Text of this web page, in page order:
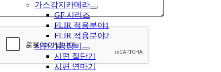
가스감지카메라
GF 시리즈
FLIR 적용분야1
FLIR 적용분야2
시편가공장비
시편 절단기
시편 연마기